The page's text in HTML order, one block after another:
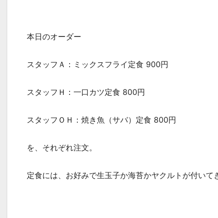
本日のオーダー
スタッフＡ：ミックスフライ定食 900円
スタッフＨ：一口カツ定食 800円
スタッフＯＨ：焼き魚（サバ）定食 800円
を、それぞれ注文。
定食には、お好みで生玉子か海苔かヤクルトが付いて